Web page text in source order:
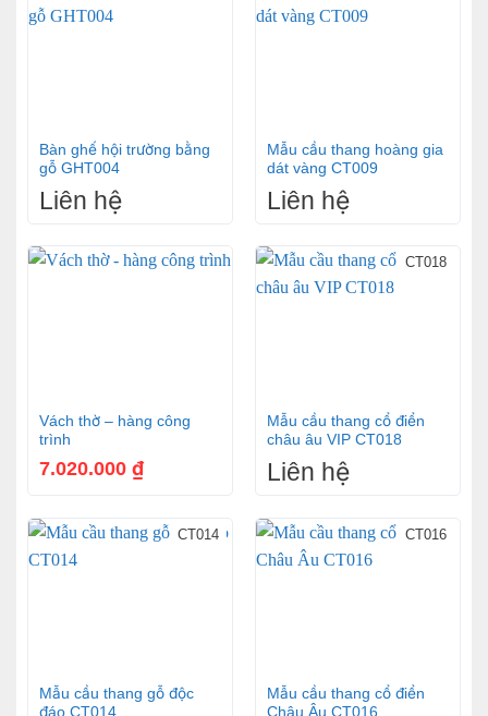
Bàn ghế hội trường bằng
gỗ GHT004
Liên hệ
Mẫu cầu thang hoàng gia
dát vàng CT009
Liên hệ
Vách thờ – hàng công
trình
7.020.000 ₫
CT018
Mẫu cầu thang cổ điển
châu âu VIP CT018
Liên hệ
CT014
Mẫu cầu thang gỗ độc
đáo CT014
CT016
Mẫu cầu thang cổ điển
Châu Âu CT016